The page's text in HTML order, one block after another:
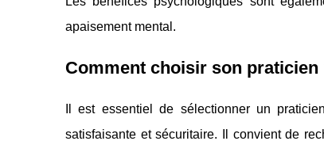
apaisement mental.
Comment choisir son
Il est essentiel de sélectionner un
satisfaisante et sécuritaire. Il convient de